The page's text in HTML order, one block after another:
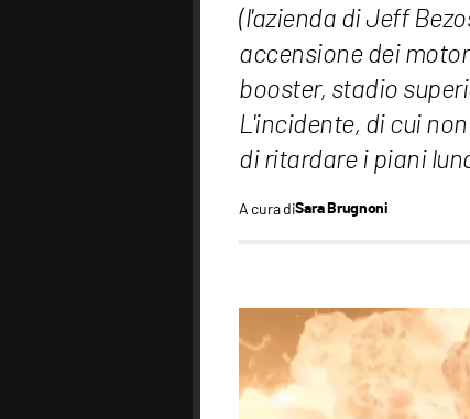
(l'azienda di Jeff
accensione dei
booster, stadio
L'incidente, di cui
di ritardare i piani
A cura diSara Brugnoni